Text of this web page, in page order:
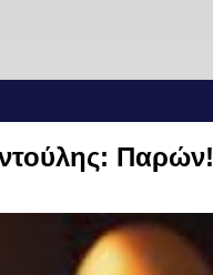
Παρών!